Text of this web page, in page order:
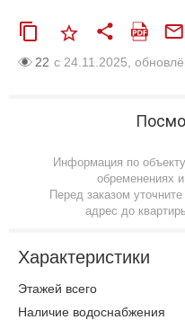
22 с 24.11.2025,
Информация по
обременениях
Перед заказом
адрес до
Характеристики
Этажей всего
Наличие водоснабжения